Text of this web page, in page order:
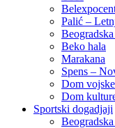
Palić –
Beko hala
Marakana
Spens –
Dom
Dom
Sportski dogadjaji